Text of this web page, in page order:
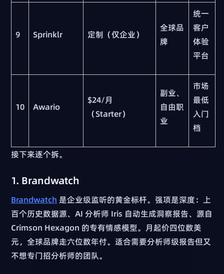
9 Sprinklr 定制（仅企业）
全球品
牌
统一
客户
体验
平台
10 Awario
$24/月
（Starter）
副业、
自由职
业
市场
最低
入门
档
接下来逐个拆。
1. Brandwatch
Brandwatch 是企业级监听的黄金标杆。强项是深度：上
百个历史数据源、AI 分析师 Iris 自动生成洞察报告、源自
Crimson Hexagon 的专有情感模型。月起价四位数美
元，全球品牌走六位数年付。适合需要分析师级报告但又
不想专门招分析师的团队。